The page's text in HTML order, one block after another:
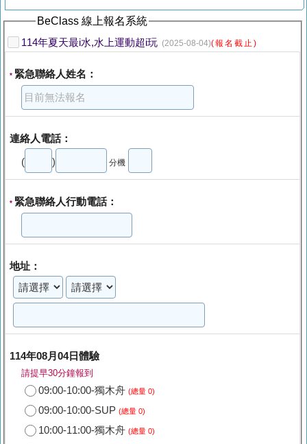
BeClass 線上報名系統
114年夏天最i水,水上運動超i玩 (2025-08-04)(報名截止)
* 緊急聯絡人姓名：
連絡人電話：
( ) 分機
* 緊急聯絡人行動電話：
地址：
114年08月04日體驗
請提早30分鐘報到
09:00-10:00-獨木舟 (總量 0)
09:00-10:00-SUP (總量 0)
10:00-11:00-獨木舟 (總量 0)